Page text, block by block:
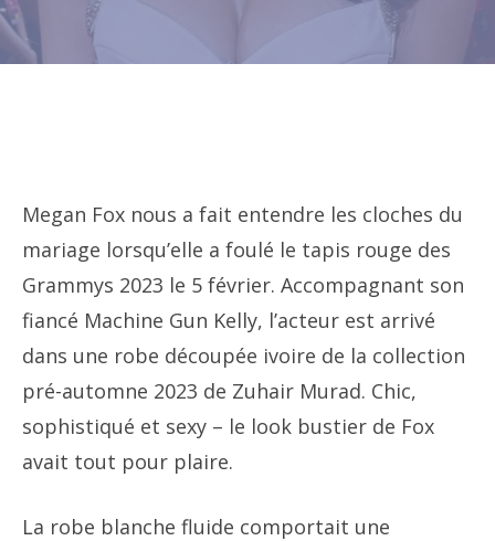
Megan Fox nous a fait entendre les cloches du
mariage lorsqu’elle a foulé le tapis rouge des
Grammys 2023 le 5 février. Accompagnant son
fiancé Machine Gun Kelly, l’acteur est arrivé
dans une robe découpée ivoire de la collection
pré-automne 2023 de Zuhair Murad. Chic,
sophistiqué et sexy – le look bustier de Fox
avait tout pour plaire.
La robe blanche fluide comportait une